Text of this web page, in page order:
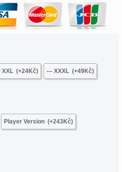
XXL (+24Kč) --- XXXL (+49Kč)
Player Version (+243Kč)